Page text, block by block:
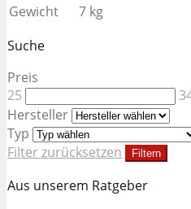
Gewicht
7 kg
Suche
Preis
25
Hersteller
Typ
Filter zurücksetzen
Filtern
Aus unserem Ratgeber